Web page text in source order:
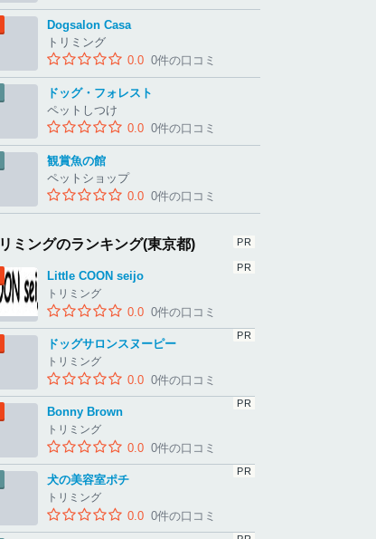
Dogsalon Casa
トリミング
0.0 0件の口コミ
ドッグ・フォレスト
ペットしつけ
0.0 0件の口コミ
観賞魚の館
ペットショップ
0.0 0件の口コミ
リミングのランキング(東京都)
Little COON seijo
トリミング
0.0 0件の口コミ
ドッグサロンスヌーピー
トリミング
0.0 0件の口コミ
Bonny Brown
トリミング
0.0 0件の口コミ
犬の美容室ポチ
トリミング
0.0 0件の口コミ